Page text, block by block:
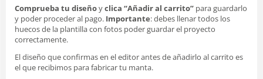
Comprueba tu diseñoyclica “Añadir al carrito” para guardarlo
y poder proceder al pago. Importante: debes llenar todos los
huecos de la plantilla con fotos poder guardar el proyecto
correctamente.
El diseño que confirmas en el editor antes de añadirlo al carrito es
el que recibimos para fabricar tu manta.